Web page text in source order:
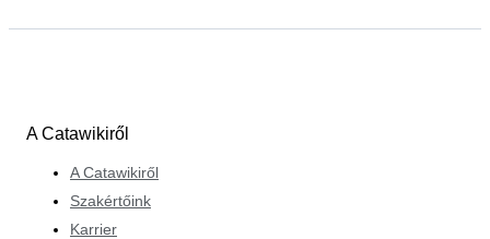
A Catawikiről
A Catawikiről
Szakértőink
Karrier